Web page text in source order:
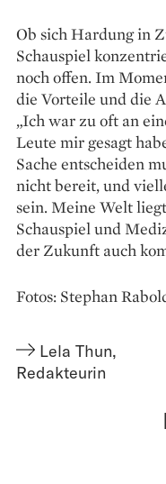
Ob sich Hardung in
Schauspiel
noch offen. Im
die Vorteile und die
„Ich war zu oft an
Leute mir gesagt
Sache entscheiden
nicht bereit, und
sein. Meine Welt
Schauspiel und
der Zukunft auch
Fotos: Stephan
Lela Thun,
Redakteurin